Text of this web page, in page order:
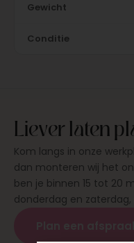
Gewicht
Conditie
Liever laten
Kom langs in onze
dan monteren wij het
ben je binnen 15 tot 20
donderdag en zaterdag,